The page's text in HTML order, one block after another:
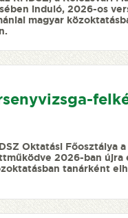
induló, 2026-os
magyar
Oktatási Főosztálya
2026-ban
tanárként